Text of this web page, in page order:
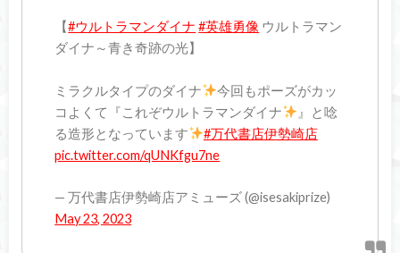
【#ウルトラマンダイナ #英雄勇像 ウルトラマン
ダイナ～青き奇跡の光】
ミラクルタイプのダイナ
今回もポーズがカッ
コよくて『これぞウルトラマンダイナ
』と唸
る造形となっています
#万代書店伊勢崎店
pic.twitter.com/qUNKfgu7ne
— 万代書店伊勢崎店アミューズ (@isesakiprize)
May 23, 2023